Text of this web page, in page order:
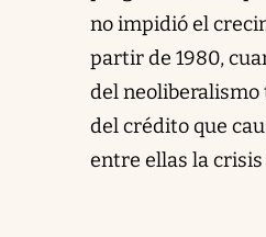
no impidió el
partir de 1980,
del neoliberalismo
del crédito que
entre ellas la